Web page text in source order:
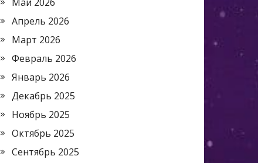
Апрель 2026
Март 2026
Февраль 2026
Январь 2026
Декабрь 2025
Ноябрь 2025
Октябрь 2025
Сентябрь 2025